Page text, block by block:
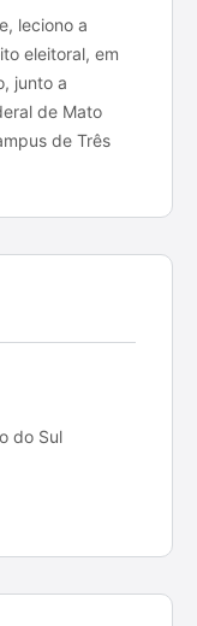
leciono a
eleitoral, em
junto a
de Mato
de Três
do Sul